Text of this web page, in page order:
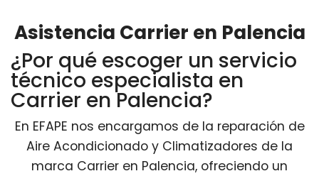
Asistencia Carrier en Palencia
¿Por qué escoger un servicio
técnico especialista en
Carrier en Palencia?
En EFAPE nos encargamos de la reparación de
Aire Acondicionado y Climatizadores de la
marca Carrier en Palencia, ofreciendo un